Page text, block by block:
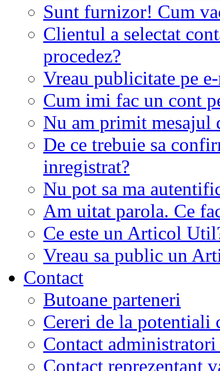
Sunt furnizor! Cum
Clientul a selectat
procedez?
Vreau publicitate pe
Cum imi fac un cont
Nu am primit mesajul
De ce trebuie sa
inregistrat?
Nu pot sa ma
Am uitat parola. Ce
Ce este un Articol
Vreau sa public un
Contact
Butoane parteneri
Cereri de la potentiali
Contact
Contact reprezentant